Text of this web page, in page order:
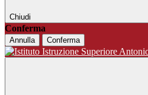
Chiudi
Conferma
Annulla Conferma